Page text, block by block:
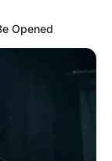
para
Congresso
Opened